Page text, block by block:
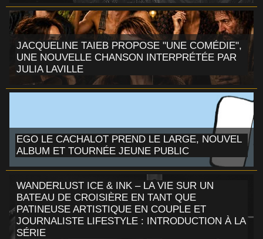
JACQUELINE TAIEB PROPOSE "UNE COMÉDIE",
UNE NOUVELLE CHANSON INTERPRÉTÉE PAR
JULIA LAVILLE
EGO LE CACHALOT PREND LE LARGE, NOUVEL
ALBUM ET TOURNÉE JEUNE PUBLIC
WANDERLUST ICE & INK – LA VIE SUR UN
BATEAU DE CROISIÈRE EN TANT QUE
PATINEUSE ARTISTIQUE EN COUPLE ET
JOURNALISTE LIFESTYLE : INTRODUCTION À LA
SÉRIE